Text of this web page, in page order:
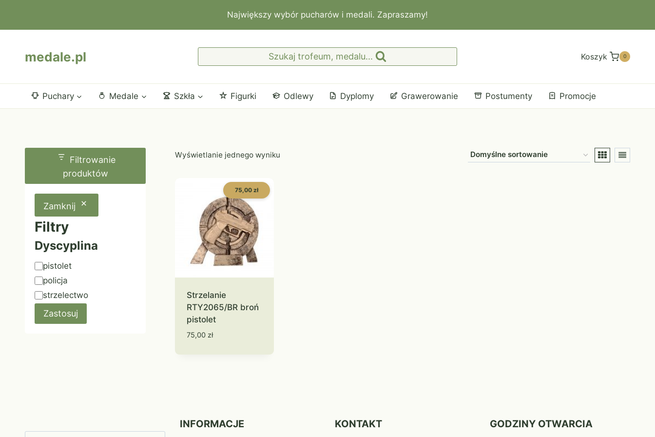
treści
Największy wybór pucharów i medali. Zapraszamy!
medale.pl Szukaj trofeum, medalu... Koszyk 0
Puchary Medale Szkła Figurki Odlewy Dyplomy Grawerowanie Postumenty Promocje
Wyświetlanie jednego wyniku
75,00 zł
Strzelanie
RTY2065/BR broń
pistolet
75,00 zł
Filtrowanie
produktów
Zamknij
Filtry
Dyscyplina
Znacznik
pistolet
policja
strzelectwo
Zastosuj
INFORMACJE KONTAKT GODZINY OTWARCIA